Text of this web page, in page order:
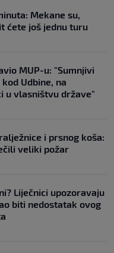
Mekane su,
ćete još jednu turu
MUP-u: "Sumnjivi
Udbine, na
u vlasništvu države"
i prsnog koša:
veliki požar
Liječnici upozoravaju
biti nedostatak ovog